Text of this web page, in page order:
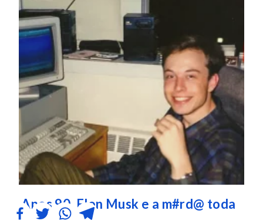
Anos 90, Elon Musk e a m#rd@ toda